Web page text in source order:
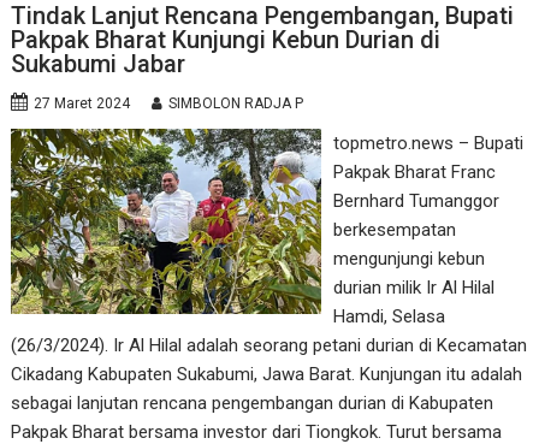
Tindak Lanjut Rencana Pengembangan, Bupati
Pakpak Bharat Kunjungi Kebun Durian di
Sukabumi Jabar
27 Maret 2024 SIMBOLON RADJA P
topmetro.news – Bupati
Pakpak Bharat Franc
Bernhard Tumanggor
berkesempatan
mengunjungi kebun
durian milik Ir Al Hilal
Hamdi, Selasa
(26/3/2024). Ir Al Hilal adalah seorang petani durian di Kecamatan
Cikadang Kabupaten Sukabumi, Jawa Barat. Kunjungan itu adalah
sebagai lanjutan rencana pengembangan durian di Kabupaten
Pakpak Bharat bersama investor dari Tiongkok. Turut bersama